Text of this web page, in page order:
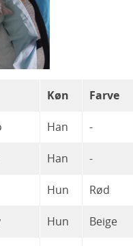
Køn Farve
Han -
Han -
Hun Rød
Hun Beige